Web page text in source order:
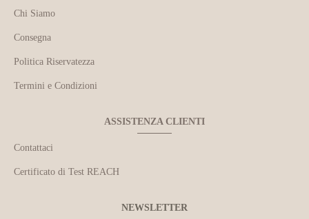
Chi Siamo
Consegna
Politica Riservatezza
Termini e Condizioni
ASSISTENZA CLIENTI
Contattaci
Certificato di Test REACH
NEWSLETTER